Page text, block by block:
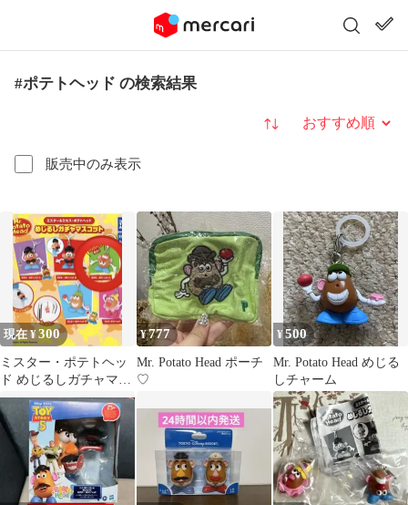
#ポテトヘッド の検索結果
販売中のみ表示
並び替え
現在 ¥300
ミスター・ポテトヘッ
ド めじるしガチャマス
コット C
¥777
Mr. Potato Head ポーチ
♡
¥500
Mr. Potato Head めじる
しチャーム